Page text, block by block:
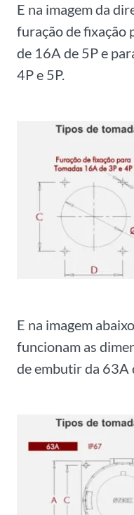
E na imagem da
furação de fixação
de 16A de 5P e
4P e 5P.
E na imagem
funcionam as
de embutir da 63A